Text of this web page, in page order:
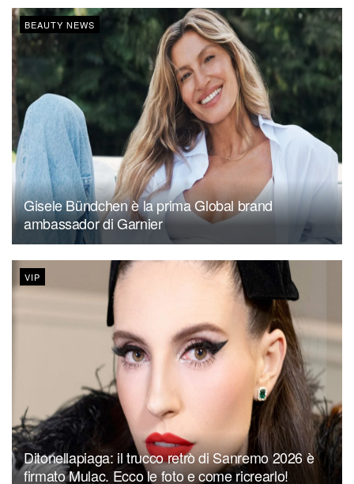
BEAUTY NEWS
Gisele Bündchen è la prima Global brand
ambassador di Garnier
VIP
Ditonellapiaga: il trucco retrò di Sanremo 2026 è
firmato Mulac. Ecco le foto e come ricrearlo!